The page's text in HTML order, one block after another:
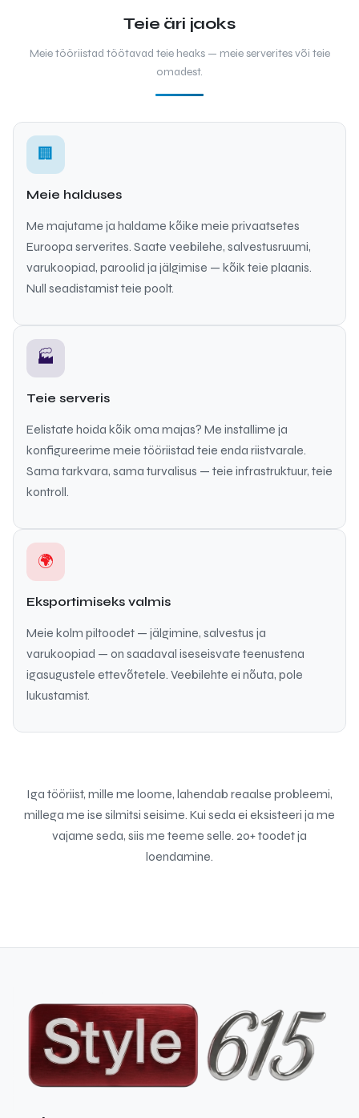
Teie äri jaoks
Meie tööriistad töötavad teie heaks — meie serverites või teie
omadest.
🏢
Meie halduses
Me majutame ja haldame kõike meie privaatsetes
Euroopa serverites. Saate veebilehe, salvestusruumi,
varukoopiad, paroolid ja jälgimise — kõik teie plaanis.
Null seadistamist teie poolt.
🏭
Teie serveris
Eelistate hoida kõik oma majas? Me installime ja
konfigureerime meie tööriistad teie enda riistvarale.
Sama tarkvara, sama turvalisus — teie infrastruktuur, teie
kontroll.
🌍
Eksportimiseks valmis
Meie kolm piltoodet — jälgimine, salvestus ja
varukoopiad — on saadaval iseseisvate teenustena
igasugustele ettevõtetele. Veebilehte ei nõuta, pole
lukustamist.
Iga tööriist, mille me loome, lahendab reaalse probleemi,
millega me ise silmitsi seisime. Kui seda ei eksisteeri ja me
vajame seda, siis me teeme selle. 20+ toodet ja
loendamine.